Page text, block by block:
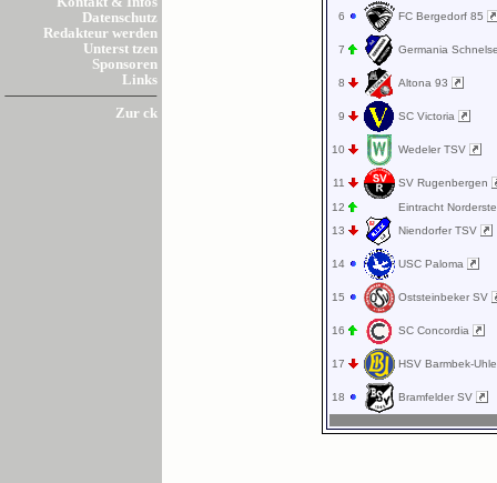
Datenschutz
Redakteur werden
Unterst tzen
Sponsoren
Links
Zur ck
6 FC Bergedorf 85
7 Germania
8 Altona 93
9 SC Victoria
10 Wedeler TSV
11
SV Rugenbergen
12
Eintracht
13
Niendorfer TSV
14 USC Paloma
15 Oststeinbeker SV
16 SC Concordia
17 HSV Barmbek-
18 Bramfelder SV